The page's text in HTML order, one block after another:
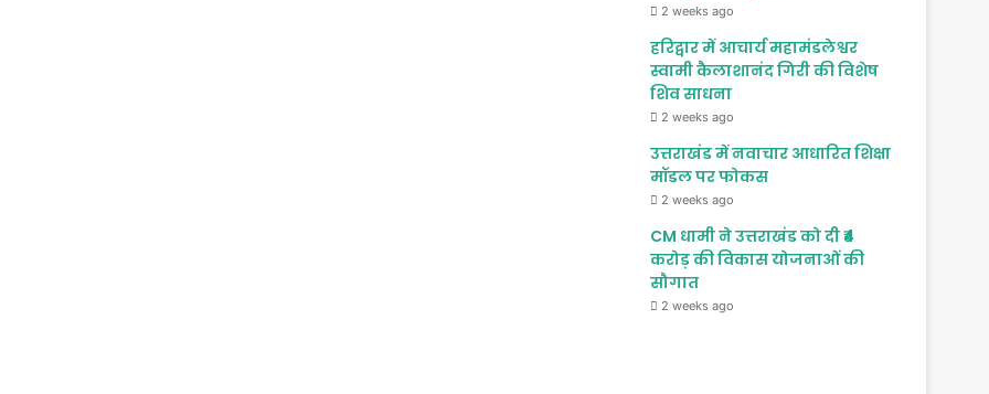
2 weeks ago
हरिद्वार में आचार्य महामंडलेश्वर
स्वामी कैलाशानंद गिरी की विशेष
शिव साधना
2 weeks ago
उत्तराखंड में नवाचार आधारित शिक्षा
मॉडल पर फोकस
2 weeks ago
CM धामी ने उत्तराखंड को दी ₹4
करोड़ की विकास योजनाओं की
सौगात
2 weeks ago